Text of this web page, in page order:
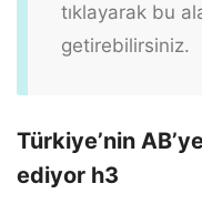
tıklayarak bu
getirebilirsiniz.
Türkiye’nin
ediyor h3